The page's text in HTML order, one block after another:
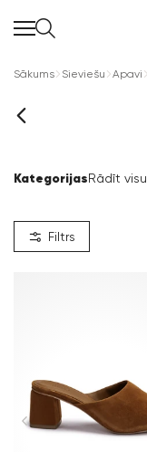
Sieviešu sākumlapa
IZPĀRDOŠANA
Apģērbs
Aksesuāri
Sākums Sieviešu Apavi
KategorijasRādīt visu
Filtrs